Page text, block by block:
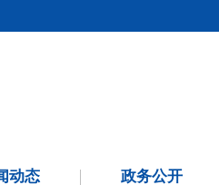
动态 政务公开